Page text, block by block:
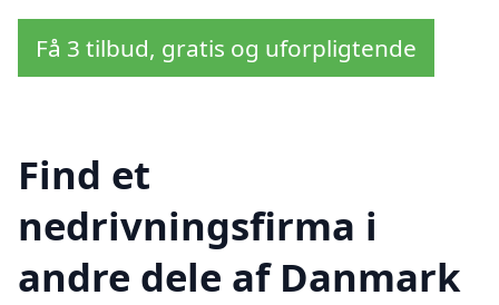
Få 3 tilbud, gratis og uforpligtende
Find et
nedrivningsfirma i
andre dele af Danmark